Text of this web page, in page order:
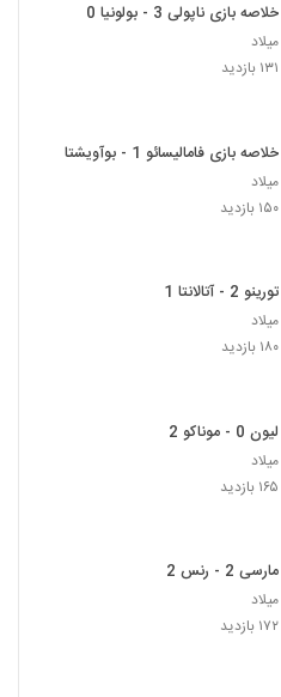
خلاصه بازی ناپولی 3 - بولونیا 0
میلاد
۱۳۱ بازدید
خلاصه بازی فامالیسائو 1 - بوآویشتا 0
میلاد
۱۵۰ بازدید
تورینو 2 - آتالانتا 1
میلاد
۱۸۰ بازدید
لیون 0 - موناکو 2
میلاد
۱۶۵ بازدید
مارسی 2 - رنس 2
میلاد
۱۷۲ بازدید